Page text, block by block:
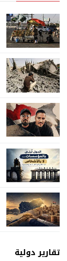
تقارير دولية